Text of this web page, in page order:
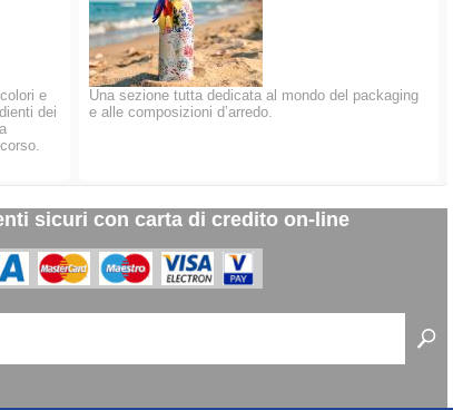
e
dei
Una sezione tutta dedicata al mondo del packaging
e alle composizioni d’arredo.
sicuri con carta di credito on-line